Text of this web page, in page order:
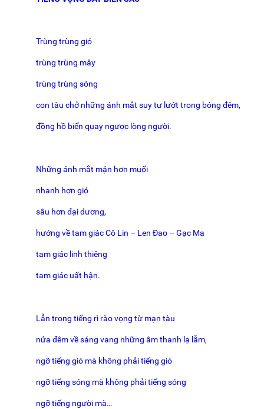
Trùng trùng gió
trùng trùng mây
trùng trùng sóng
con tàu chở những ánh mắt suy tư lướt trong bóng đêm,
đồng hồ biển quay ngược lòng người.
Những ánh mắt mặn hơn muối
nhanh hơn gió
sâu hơn đại dương,
hướng về tam giác Cô Lin – Len Đao – Gạc Ma
tam giác linh thiêng
tam giác uất hận.
Lẫn trong tiếng rì rào vọng từ mạn tàu
nửa đêm về sáng vang những âm thanh lạ lẫm,
ngỡ tiếng gió mà không phải tiếng gió
ngỡ tiếng sóng mà không phải tiếng sóng
ngỡ tiếng người mà…